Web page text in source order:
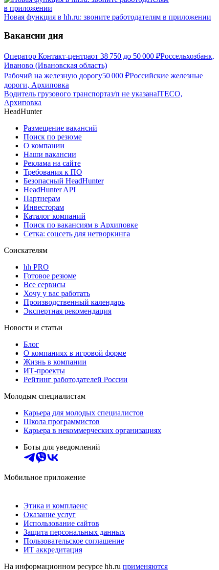
Новая функция в hh.ru: звоните работодателям в приложении
Вакансии дня
Оператор Контакт-центраот 38 750 до 50 000 ₽Россельхозбанк,
Иваново (Ивановская область)
Рабочий на железную дорогу50 000 ₽Российские железные
дороги, Архиповка
Водитель грузового транспортаз/п не указанаITECO,
Архиповка
HeadHunter
Размещение вакансий
Поиск по резюме
О компании
Наши вакансии
Реклама на сайте
Требования к ПО
Безопасный HeadHunter
HeadHunter API
Партнерам
Инвесторам
Каталог компаний
Поиск по вакансиям в Архиповке
Сетка: соцсеть для нетворкинга
Соискателям
hh PRO
Готовое резюме
Все сервисы
Хочу у вас работать
Производственный календарь
Экспертная рекомендация
Новости и статьи
Блог
О компаниях в игровой форме
Жизнь в компании
ИТ-проекты
Рейтинг работодателей России
Молодым специалистам
Карьера для молодых специалистов
Школа программистов
Карьера в некоммерческих организациях
Боты для уведомлений
Мобильное приложение
Этика и комплаенс
Оказание услуг
Использование сайтов
Защита персональных данных
Пользовательское соглашение
ИТ аккредитация
На информационном ресурсе hh.ru применяются